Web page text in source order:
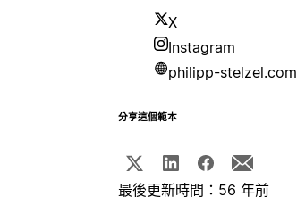
X
Instagram
philipp-stelzel.com
分享這個範本
最後更新時間：56 年前